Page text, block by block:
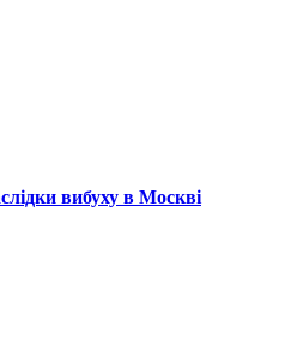
вибуху в Москві